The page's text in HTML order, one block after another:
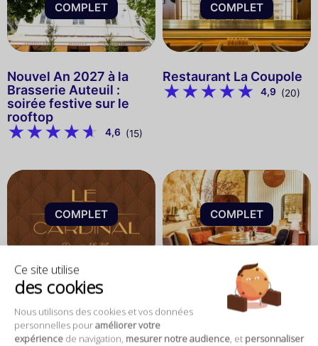
Ce site utilise
des cookies
Nous utilisons des cookies et vos données
personnelles pouraméliorer votre
expérience de navigation, mesurer notre audience, et personnaliser
COMPLET
Nouvel An 2027 à la
Brasserie Auteuil :
soirée festive sur le
rooftop
4,6 (15)
COMPLET
Restaurant La Coupole
4,9 (20)
COMPLET
Restaurant Le Cardinal
COMPLET